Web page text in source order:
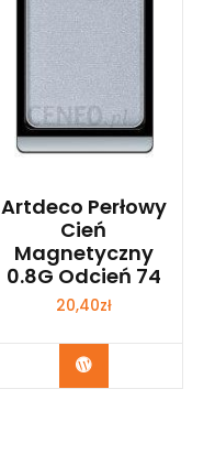
Artdeco Perłowy
Cień
Magnetyczny
0.8G Odcień 74
20,40zł
Zobacz